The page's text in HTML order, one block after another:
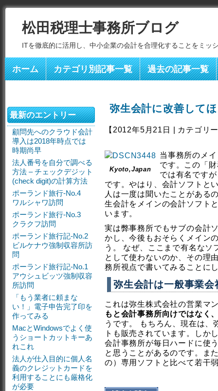
松田税理士事務所ブログ
ITを徹底的に活用し、中小企業の会計を合理化することをミッ
ホーム カテゴリ別記事一覧 過去の記事一覧
弥生会計に改善して
【2012年5月21日 | カテゴリ
Kyoto,Japan
当事務所のメ
です。この「
では有名です
です。やはり、会計ソフトと
人は一度は聞いたことがある
生会計をメインの会計ソフト
います。
実は弊事務所でもサブの会計
かし、今後もおそらくメイン
う。 なぜ、ここまで有名なソ
として使わないのか、その理
務所視点で書いてみることに
弥生会計は一般事業
これは弥生株式会社の営業マ
もと会計事務所向けではなく
うです。 もちろん、現在は
トも販売されています。しか
会計事務所が毎日ハードに使
と思うことがあるのです。ま
の）専用ソフトと比べて若干
最新のエントリー
顧問先へのクラウド会計
導入は2018年時点では
時期尚早
法人番号を自分で調べる
方法 – チェックデジット
(check digit)の計算方法
ポーランド旅行-No.4
ワルシャワ訪問
ポーランド旅行-No.3
クラクフ訪問
ポーランド旅行記-No.2
ビルケナウ強制収容所訪
問
ポーランド旅行記-No.1
アウシュビッツ強制収容
所訪問
「もう業者に頼まな
い！」電子申告完了印を
作ってみる
MacとWindowsでよく使
うショートカットキーあ
れこれ
法人が仕入目的に個人名
義のクレジットカードを
利用することにも厳格化
が必要